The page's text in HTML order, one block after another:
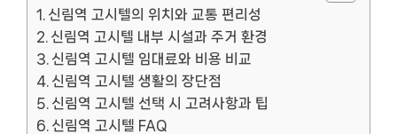
신림역 고시텔의 위치와 교통 편리성
신림역 고시텔 내부 시설과 주거 환경
신림역 고시텔 임대료와 비용 비교
신림역 고시텔 생활의 장단점
신림역 고시텔 선택 시 고려사항과 팁
신림역 고시텔 FAQ